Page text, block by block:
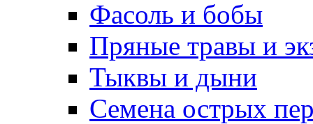
Фасоль и бобы
Пряные травы и
Тыквы и дыни
Семена острых